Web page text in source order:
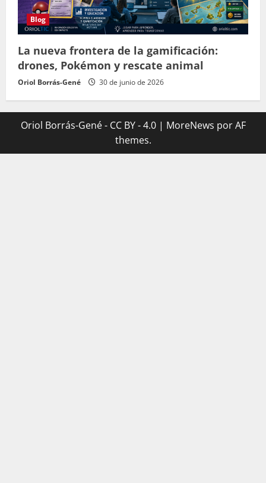
Blog
La nueva frontera de la gamificación:
drones, Pokémon y rescate animal
Oriol Borrás-Gené 30 de junio de 2026
Oriol Borrás-Gené - CC BY - 4.0 | MoreNews por AF
themes.